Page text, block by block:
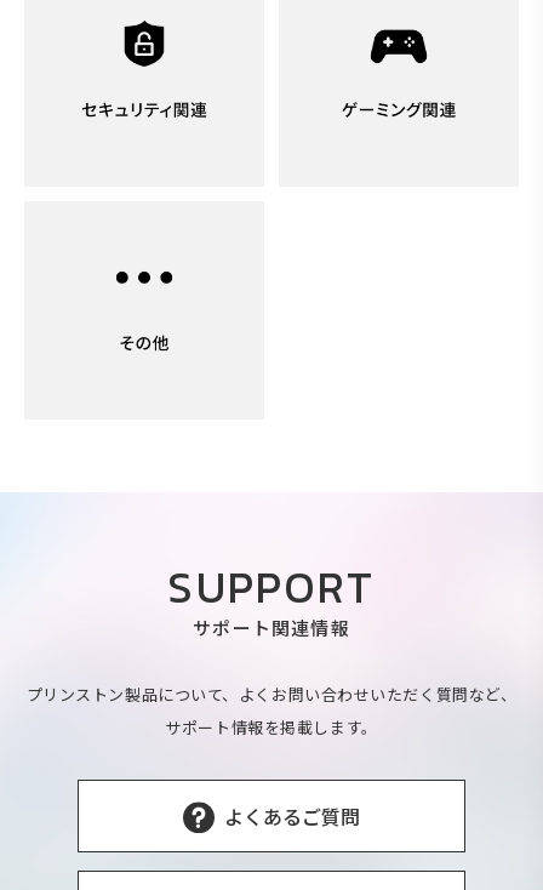
SUPPORT
サポート関連情報
プリンストン製品について、よくお問い合わせいただく質問など、
サポート情報を掲載します。
よくあるご質問